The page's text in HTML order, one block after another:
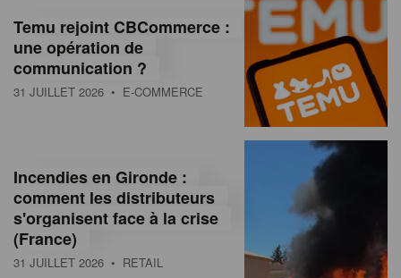
M
a
g
n
e
Temu rejoint CBCommerce :
une opération de
communication ?
31 JUILLET 2026 • E-COMMERCE
Incendies en Gironde :
comment les distributeurs
s'organisent face à la crise
(France)
31 JUILLET 2026 • RETAIL